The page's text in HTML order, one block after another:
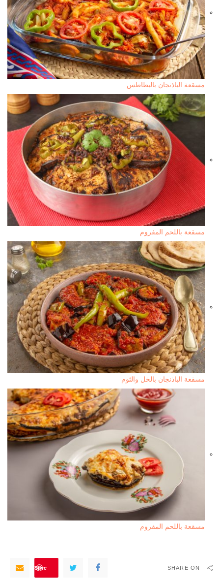
مسقعة الباذنجان بالبطاطس
مسقعة باللحم المفروم
مسقعة الباذنجان بالخل والثوم
مسقعة باللحم المفروم
SHARE ON
Save